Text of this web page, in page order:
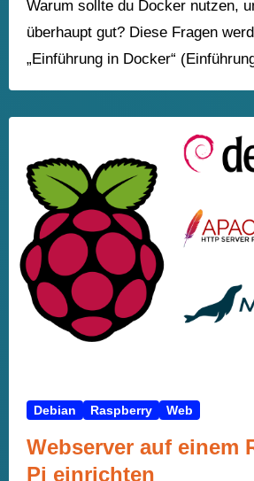
Warum sollte du Docker nutzen,
überhaupt gut? Diese Fragen
„Einführung in Docker“
Debian Raspberry Web
Webserver auf einem
Pi einrichten